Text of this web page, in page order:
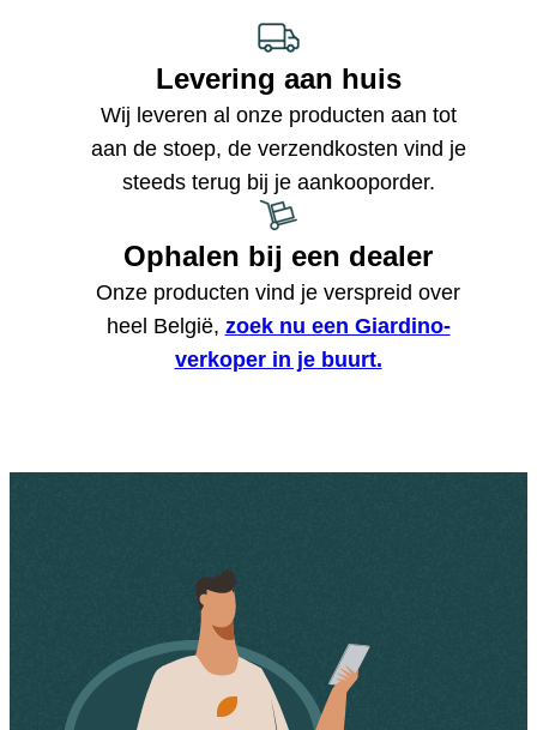
Levering aan huis
Wij leveren al onze producten aan tot
aan de stoep, de verzendkosten vind je
steeds terug bij je aankooporder.
Ophalen bij een dealer
Onze producten vind je verspreid over
heel België, zoek nu een Giardino-
verkoper in je buurt.